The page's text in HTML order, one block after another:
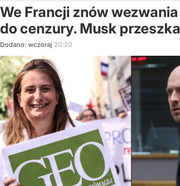
We Francji znów wezwania
do cenzury. Musk
Dodano: wczoraj 20:20